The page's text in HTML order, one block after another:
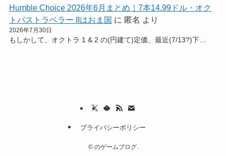
Humble Choice 2026年6月まとめ｜7本14.99ドル・オク
トパストラベラー IIはおま国 に 匿名 より
2026年7月30日
もしかして、オクトラ 1 & 2 の(円建て)定価、最近(7/13?)下…
プライバシーポリシー
©のゲームブログ.